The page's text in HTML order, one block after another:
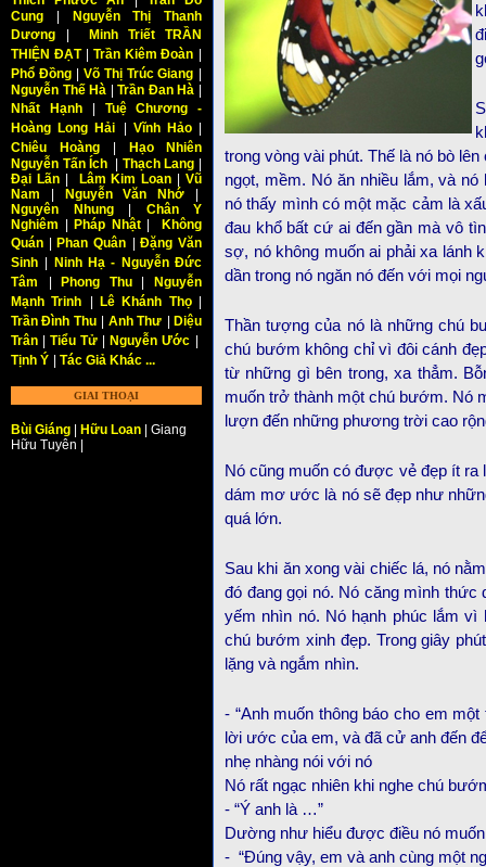
Cung
Nguyễn Thị Thanh
Dương
Minh Triết TRẦN
THIỆN ĐẠT
|Trần Kiêm Đoàn
Phổ Đồng
|Võ Thị Trúc Giang
Nguyễn Thế Hà
Trần Đan Hà
Nhất Hạnh
Tuệ Chương -
Hoàng Long Hải
Vĩnh Hảo|
Chiêu Hoàng
Hạo Nhiên
Nguyễn Tấn Ích
Thạch Lang
Đại Lãn| Lâm Kim Loan
Vũ
Nam
Nguyễn Văn Nhớ
Nguyên Nhung| Chân Y
Nghiêm
Pháp Nhật|
Không
Quán
Phan Quân |Đặng Văn
Sinh
Ninh Hạ - Nguyễn Đức
Tâm
Phong Thu|
Nguyễn
Mạnh Trinh
Lê Khánh Thọ|
Trần Đình Thu
Anh Thư
Diệu
Trân
Tiểu Tử Nguyễn Ước
Tịnh Ý
Tác Giả Khác ...
GIAI THOẠI
Bùi Giáng Hữu Loan | Giang
Hữu Tuyên |
trong vòng vài phút. Thế là nó bò
ngọt, mềm. Nó ăn nhiều lắm, và
nó thấy mình có một mặc cảm là
đau khổ bất cứ ai đến gần mà vô
sợ, nó không muốn ai phải xa lánh
dần trong nó ngăn nó đến với mọi
Thần tượng của nó là những chú
chú bướm không chỉ vì đôi cánh
từ những gì bên trong, xa thẳm.
muốn trở thành một chú bướm. Nó
lượn đến những phương trời cao
Nó cũng muốn có được vẻ đẹp ít
dám mơ ước là nó sẽ đẹp như
quá lớn.
Sau khi ăn xong vài chiếc lá, nó
đó đang gọi nó. Nó căng mình
yếm nhìn nó. Nó hạnh phúc lắm
chú bướm xinh đẹp. Trong giây
lặng và ngắm nhìn.
- “Anh muốn thông báo cho em
lời ước của em, và đã cử anh đến
nhẹ nhàng nói với nó
Nó rất ngạc nhiên khi nghe chú
- “Ý anh là …”
Dường như hiểu được điều nó
- “Đúng vậy, em và anh cùng một